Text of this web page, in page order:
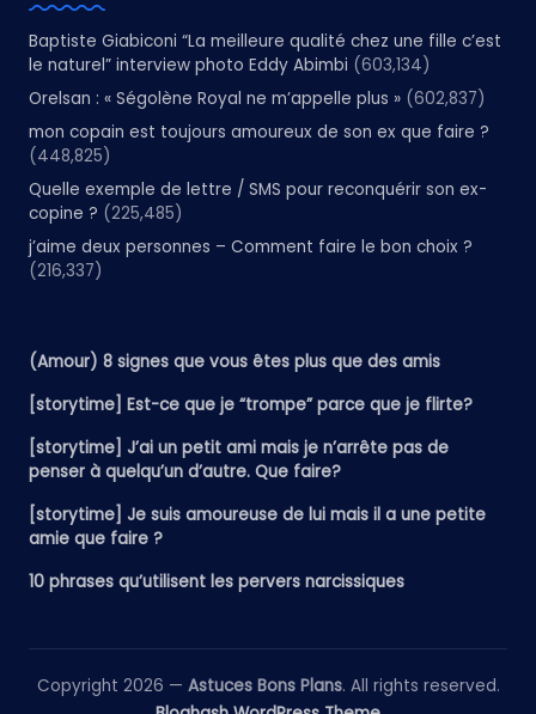
Baptiste Giabiconi “La meilleure qualité chez une fille c’est
le naturel” interview photo Eddy Abimbi (603,134)
Orelsan : « Ségolène Royal ne m’appelle plus » (602,837)
mon copain est toujours amoureux de son ex que faire ?
(448,825)
Quelle exemple de lettre / SMS pour reconquérir son ex-
copine ? (225,485)
j’aime deux personnes – Comment faire le bon choix ?
(216,337)
(Amour) 8 signes que vous êtes plus que des amis
[storytime] Est-ce que je “trompe” parce que je flirte?
[storytime] J’ai un petit ami mais je n’arrête pas de
penser à quelqu’un d’autre. Que faire?
[storytime] Je suis amoureuse de lui mais il a une petite
amie que faire ?
10 phrases qu’utilisent les pervers narcissiques
Copyright 2026 — Astuces Bons Plans. All rights reserved.